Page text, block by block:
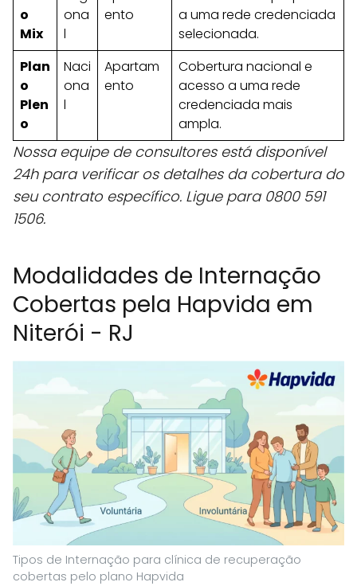
o
Mix
ona
l
ento
a uma rede credenciada
selecionada.
Plan
o
Plen
o
Naci
ona
l
Apartam
ento
Cobertura nacional e
acesso a uma rede
credenciada mais
ampla.
Nossa equipe de consultores está disponível
24h para verificar os detalhes da cobertura do
seu contrato específico. Ligue para 0800 591
1506.
Modalidades de Internação
Cobertas pela Hapvida em
Niterói - RJ
Tipos de Internação para clínica de recuperação
cobertas pelo plano Hapvida